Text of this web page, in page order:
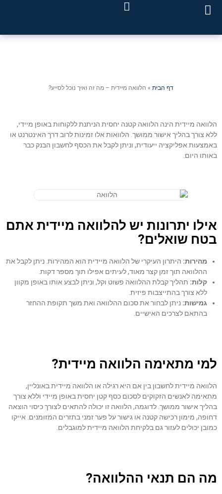
דף הבית » הלוואה מיידית – מה זה ואיך נוכל לסייע?
הלוואה מיידית הינה הלוואה קטנה יחסית הניתנת ללקוחות באופן מיידי,
ללא צורך בהליך אישור ממושך. הלוואות אלו זמינות לרוב דרך האינטרנט או
באמצעות אפליקציה ייעודית, וניתן לקבל את הכסף לחשבון הבנק כבר
באותו היום.
אילו יתרונות יש להלוואה מיידית אתם
בטח שואלים?
מהירות: היתרון העיקרי של הלוואה מיידית הוא המהירות. ניתן לקבל את
ההלוואה תוך זמן קצר מאוד, לעיתים אפילו תוך מספר דקות.
קלות: תהליך קבלת ההלוואה פשוט וקל, וניתן לבצע אותו באופן מקוון
ללא צורך בהתייצבות פיזית.
גמישות: ניתן לבחור את סכום ההלוואה ואת משך תקופת ההחזר
בהתאם לצרכים האישיים.
למי מתאימה הלוואה מיידית?
הלוואה מיידית לחשבון בין אם היא רגילה או הלוואה מיידית באונליין,
מתאימה לאנשים הזקוקים לסכום כסף קטן יחסית באופן מיידי וללא צורך
בהליך אישור ממושך. לדוגמה, הלוואה זו יכולה להתאים לצורך כיסוי הוצאה
דחופה, מימון רכישה קטנה או גישור על פער זמני בתזרים המזומנים. אייקו
כמובן יכולים לעזור גם בלקיחת הלוואה מיידית למוגבלים.
מה הם תנאי ההלוואה?